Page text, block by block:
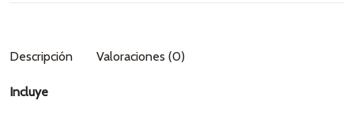
Descripción Valoraciones (0)
Incluye